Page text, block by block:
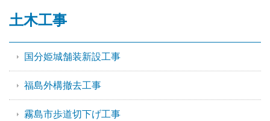
土木工事
国分姫城舗装新設工事
福島外構撤去工事
霧島市歩道切下げ工事